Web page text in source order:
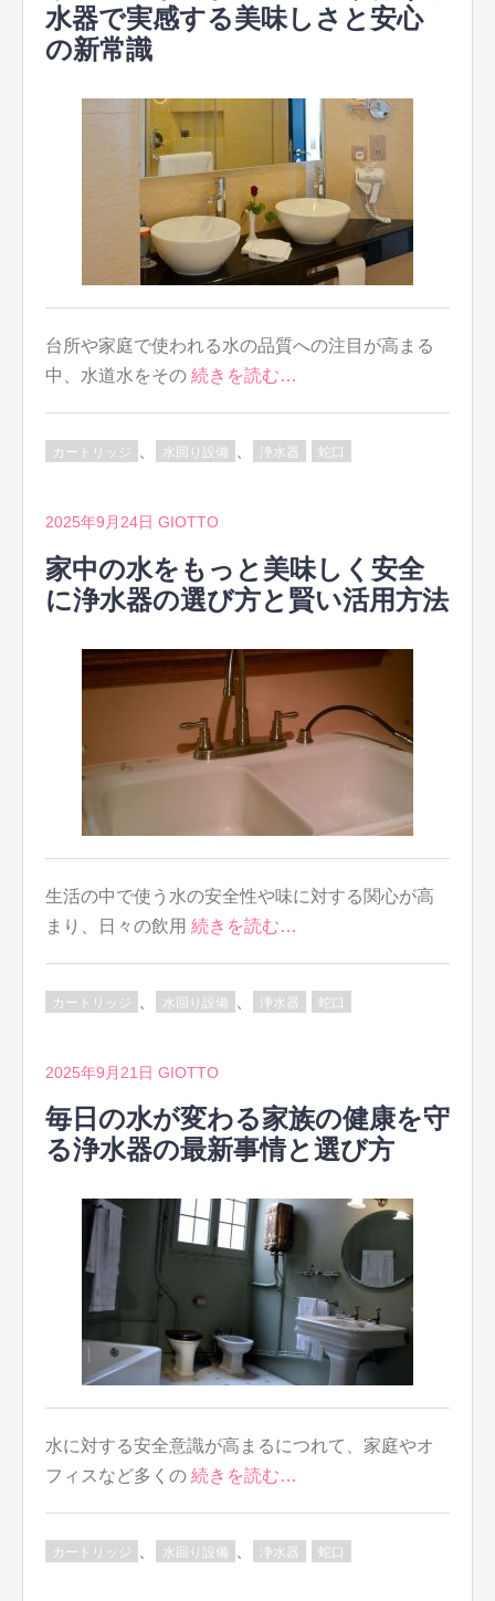
水器で実感する美味しさと安心
の新常識
台所や家庭で使われる水の品質への注目が高まる
中、水道水をその 続きを読む…
カートリッジ 、 水回り設備 、 浄水器 蛇口
2025年9月24日 GIOTTO
家中の水をもっと美味しく安全
に浄水器の選び方と賢い活用方法
生活の中で使う水の安全性や味に対する関心が高
まり、日々の飲用 続きを読む…
カートリッジ 水回り設備 浄水器 蛇口
2025年9月21日 GIOTTO
毎日の水が変わる家族の健康を守
る浄水器の最新事情と選び方
水に対する安全意識が高まるにつれて、家庭やオ
フィスなど多くの 続きを読む…
カートリッジ 水回り設備 浄水器 蛇口